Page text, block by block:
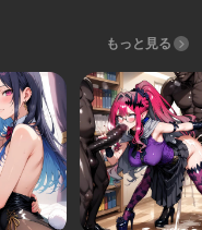
もっと見る